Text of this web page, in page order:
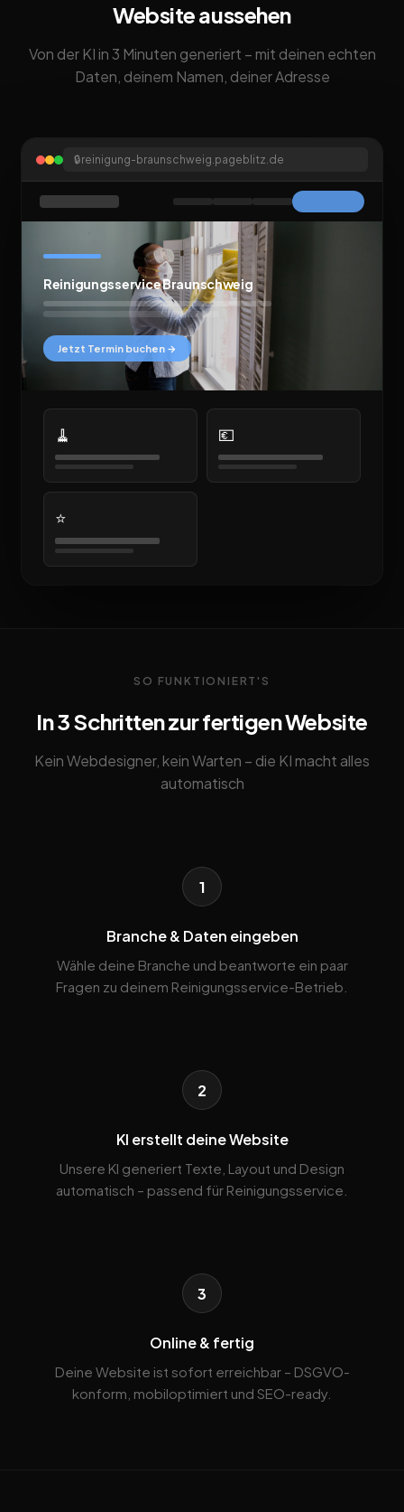
Website aussehen
Von der KI in 3 Minuten generiert – mit deinen echten
Daten, deinem Namen, deiner Adresse
🔒reinigung-braunschweig.pageblitz.de
Reinigungsservice Braunschweig
Jetzt Termin buchen →
🧹 💶
⭐
SO FUNKTIONIERT'S
In 3 Schritten zur fertigen Website
Kein Webdesigner, kein Warten – die KI macht alles
automatisch
1
Branche & Daten eingeben
Wähle deine Branche und beantworte ein paar
Fragen zu deinem Reinigungsservice-Betrieb.
2
KI erstellt deine Website
Unsere KI generiert Texte, Layout und Design
automatisch – passend für Reinigungsservice.
3
Online & fertig
Deine Website ist sofort erreichbar – DSGVO-
konform, mobiloptimiert und SEO-ready.